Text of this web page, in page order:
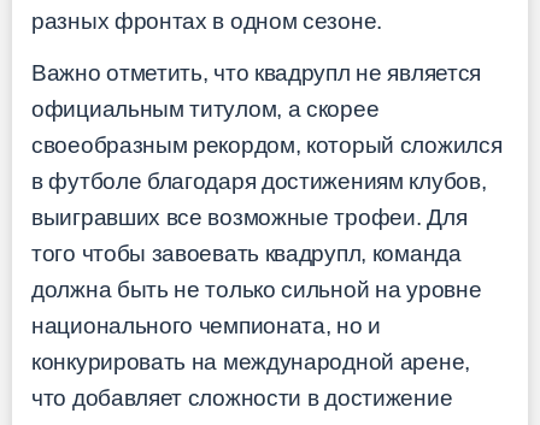
разных фронтах в одном сезоне.
Важно отметить, что квадрупл не является
официальным титулом, а скорее
своеобразным рекордом, который сложился
в футболе благодаря достижениям клубов,
выигравших все возможные трофеи. Для
того чтобы завоевать квадрупл, команда
должна быть не только сильной на уровне
национального чемпионата, но и
конкурировать на международной арене,
что добавляет сложности в достижение